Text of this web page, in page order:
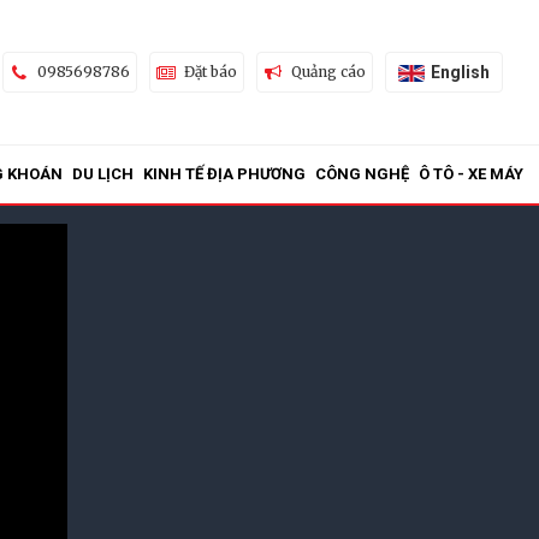
0985698786 Đặt báo Quảng cáo English
KHOÁN DU LỊCH KINH TẾ ĐỊA PHƯƠNG CÔNG NGHỆ Ô TÔ - XE MÁY